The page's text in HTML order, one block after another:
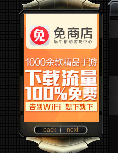
back next